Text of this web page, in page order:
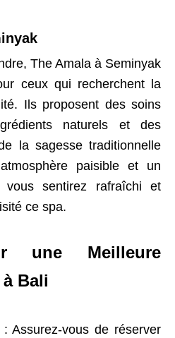
The Amala à Seminyak
ceux qui recherchent la
Ils proposent des soins
naturels et des
la sagesse traditionnelle
paisible et un
vous sentirez rafraîchi et
ce spa.
une Meilleure
Bali
Assurez-vous de réserver